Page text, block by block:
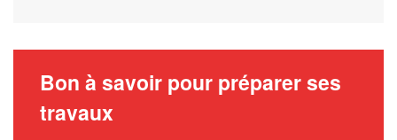
Bon à savoir pour préparer ses
travaux